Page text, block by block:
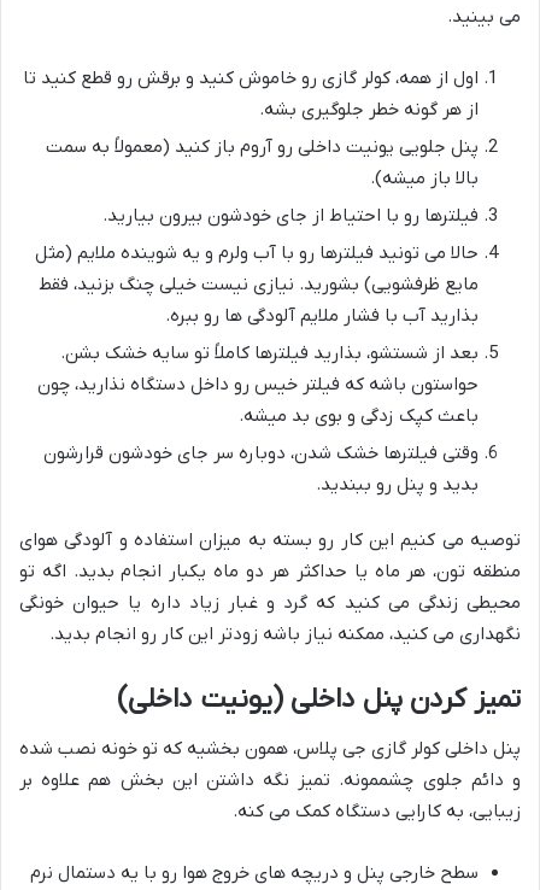
می بینید.
اول از همه، کولر گازی رو خاموش کنید و برقش رو قطع کنید تا
از هر گونه خطر جلوگیری بشه.
پنل جلویی یونیت داخلی رو آروم باز کنید (معمولاً به سمت
بالا باز میشه).
فیلترها رو با احتیاط از جای خودشون بیرون بیارید.
حالا می تونید فیلترها رو با آب ولرم و یه شوینده ملایم (مثل
مایع ظرفشویی) بشورید. نیازی نیست خیلی چنگ بزنید، فقط
بذارید آب با فشار ملایم آلودگی ها رو ببره.
بعد از شستشو، بذارید فیلترها کاملاً تو سایه خشک بشن.
حواستون باشه که فیلتر خیس رو داخل دستگاه نذارید، چون
باعث کپک زدگی و بوی بد میشه.
وقتی فیلترها خشک شدن، دوباره سر جای خودشون قرارشون
بدید و پنل رو ببندید.
توصیه می کنیم این کار رو بسته به میزان استفاده و آلودگی هوای
منطقه تون، هر ماه یا حداکثر هر دو ماه یکبار انجام بدید. اگه تو
محیطی زندگی می کنید که گرد و غبار زیاد داره یا حیوان خونگی
نگهداری می کنید، ممکنه نیاز باشه زودتر این کار رو انجام بدید.
تمیز کردن پنل داخلی (یونیت داخلی)
پنل داخلی کولر گازی جی پلاس، همون بخشیه که تو خونه نصب شده
و دائم جلوی چشممونه. تمیز نگه داشتن این بخش هم علاوه بر
زیبایی، به کارایی دستگاه کمک می کنه.
سطح خارجی پنل و دریچه های خروج هوا رو با یه دستمال نرم